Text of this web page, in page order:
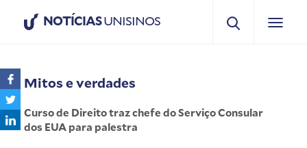
NOTÍCIASUNISINOS
Mitos e verdades
Curso de Direito traz chefe do Serviço Consular
dos EUA para palestra